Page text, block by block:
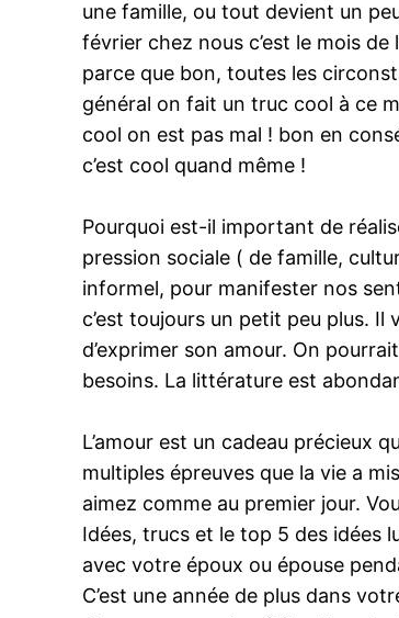
une famille, ou tout devient un
février chez nous c’est le mois
parce que bon, toutes les
général on fait un truc cool à ce
cool on est pas mal ! bon en
c’est cool quand même !
Pourquoi est-il important de
pression sociale ( de famille,
informel, pour manifester nos
c’est toujours un petit peu plus. Il
d’exprimer son amour. On
besoins. La littérature est
L’amour est un cadeau précieux
multiples épreuves que la vie a
aimez comme au premier jour.
Idées, trucs et le top 5 des idées
avec votre époux ou épouse
C’est une année de plus dans